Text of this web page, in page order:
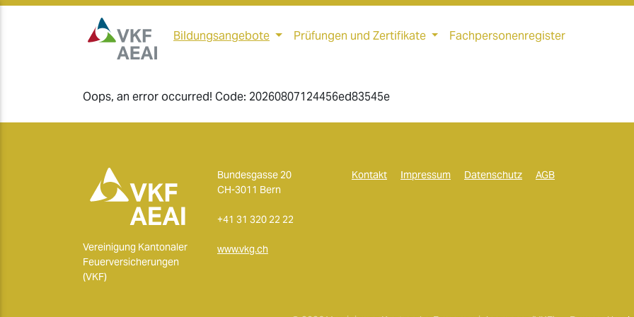
Bildungsangebote Prüfungen und Zertifikate Fachpersonenregister
Oops, an error occurred! Code: 20260807124456ed83545e
Vereinigung Kantonaler
Feuerversicherungen
(VKF)
Bundesgasse 20
CH-3011 Bern
+41 31 320 22 22
www.vkg.ch
Kontakt Impressum Datenschutz AGB